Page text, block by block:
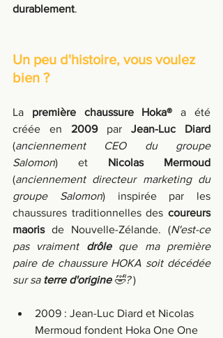
durablement.
Un peu d'histoire, vous voulez
bien ?
La première chaussure Hoka® a été
créée en 2009 par Jean-Luc Diard
(anciennement CEO du groupe
Salomon) et Nicolas Mermoud
(anciennement directeur marketing du
groupe Salomon) inspirée par les
chaussures traditionnelles des coureurs
maoris de Nouvelle-Zélande. (N'est-ce
pas vraiment drôle que ma première
paire de chaussure HOKA soit décédée
sur sa terre d'origine 🤣? )
2009 : Jean-Luc Diard et Nicolas
Mermoud fondent Hoka One One